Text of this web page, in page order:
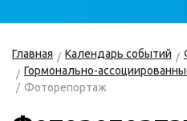
Главная Календарь событий
Фоторепортаж